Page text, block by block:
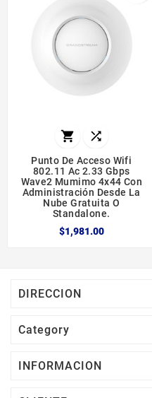
 
Punto De Acceso Wifi
802.11 Ac 2.33 Gbps
Wave2 Mumimo 4x44 Con
Administración Desde La
Nube Gratuita O
Standalone.
$1,981.00
DIRECCION
Category
INFORMACION